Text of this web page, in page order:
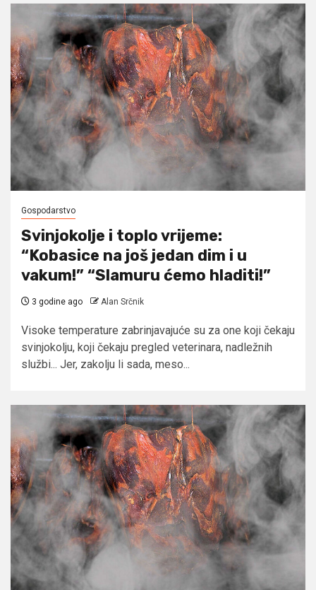
Gospodarstvo
Svinjokolje i toplo vrijeme:
“Kobasice na još jedan dim i u
vakum!” “Slamuru ćemo hladiti!”
3 godine ago Alan Srčnik
Visoke temperature zabrinjavajuće su za one koji čekaju
svinjokolju, koji čekaju pregled veterinara, nadležnih
službi... Jer, zakolju li sada, meso...